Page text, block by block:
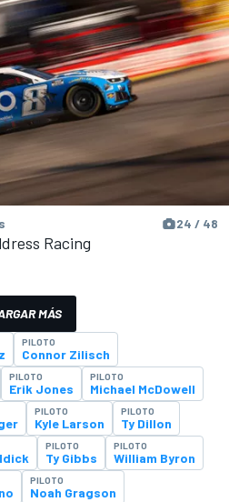
24 / 48
Racing
MÁS
PILOTO
Connor Zilisch
PILOTO
Erik Jones
PILOTO
Michael McDowell
PILOTO
Kyle Larson
PILOTO
Ty Dillon
PILOTO
Ty Gibbs
PILOTO
William Byron
PILOTO
Noah Gragson